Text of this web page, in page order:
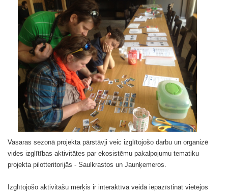
Vasaras sezonā projekta pārstāvji veic izglītojošo darbu un organizē
vides izglītības aktivitātes par ekosistēmu pakalpojumu tematiku
projekta pilotteritorijās - Saulkrastos un Jaunķemeros.
Izglītojošo aktivitāšu mērķis ir interaktīvā veidā iepazīstināt vietējos